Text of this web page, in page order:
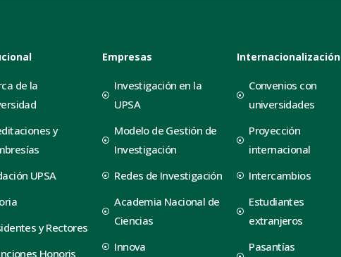
de la
y
UPSA
y Rectores
Honoris
Empresas
Investigación en la
UPSA
Modelo de Gestión de
Investigación
Redes de Investigación
Academia Nacional de
Ciencias
Innova
Internacionalización
Convenios con
universidades
Proyección
internacional
Intercambios
Estudiantes
extranjeros
Pasantías